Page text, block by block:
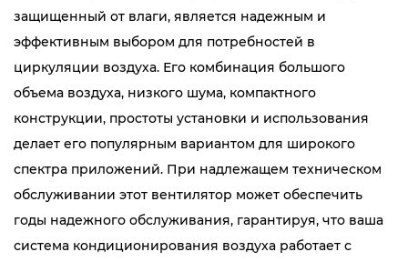
защищенный от влаги, является надежным и
эффективным выбором для потребностей в
циркуляции воздуха. Его комбинация большого
объема воздуха, низкого шума, компактного
конструкции, простоты установки и использования
делает его популярным вариантом для широкого
спектра приложений. При надлежащем техническом
обслуживании этот вентилятор может обеспечить
годы надежного обслуживания, гарантируя, что ваша
система кондиционирования воздуха работает с